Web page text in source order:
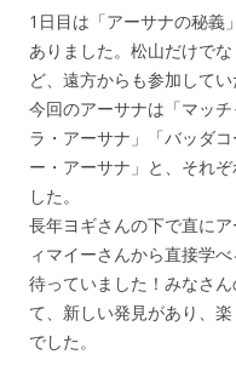
1日目は「アーサナの秘義
ありました。松山だけで
ど、遠方からも参加してい
今回のアーサナは「マッ
ラ・アーサナ」「バッダ
ー・アーサナ」と、それ
した。
長年ヨギさんの下で直に
ィマイーさんから直接学
待っていました！みなさ
て、新しい発見があり、
でした。